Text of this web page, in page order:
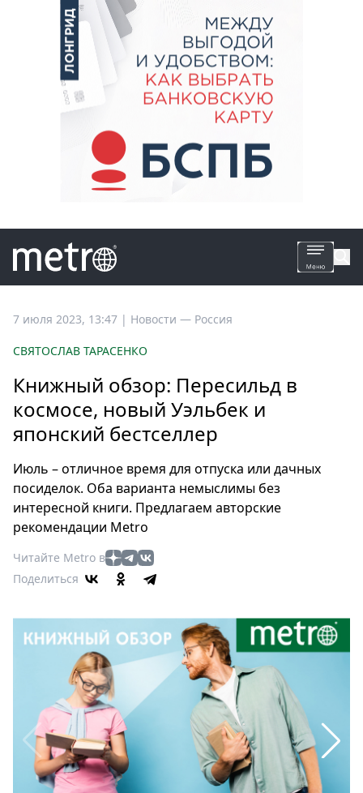
Все
Россия
Мир
Здоровье
Туризм
Мода
Театр
Кино
Афиша
Книги
Выставки
Пресс-
релизы
О
Metro
Стримы
Спецпроекты
Звезды
Выборы
7 июля 2023, 13:47 | Новости — Россия
СВЯТОСЛАВ ТАРАСЕНКО
Книжный обзор: Пересильд в
космосе, новый Уэльбек и
японский бестселлер
Июль – отличное время для отпуска или дачных
посиделок. Оба варианта немыслимы без
интересной книги. Предлагаем авторские
рекомендации Metro
Читайте Metro в
Поделиться